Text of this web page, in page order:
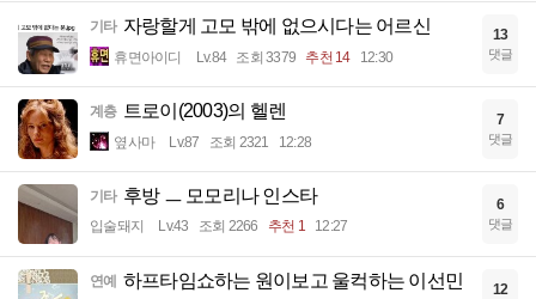
기타 자랑할게 고모 밖에 없으시다는 어르신
휴면아이디 Lv.84 조회 3379 추천 14 12:30
13
댓글
계층 트로이(2003)의 헬렌
옆사마 Lv.87 조회 2321 12:28
7
댓글
기타 후방 ㅡ 모모리나 인스타
입술돼지 Lv.43 조회 2266 추천 1 12:27
6
댓글
연예 하프타임쇼하는 원이보고 울컥하는 이선민 12